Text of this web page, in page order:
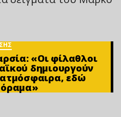
«Οι φίλαθλοι
δημιουργούν
εδώ